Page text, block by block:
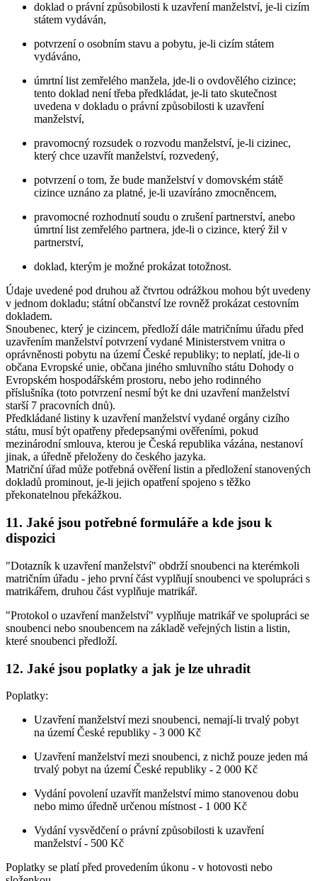
doklad o právní způsobilosti k uzavření manželství, je-li cizím
státem vydáván,
potvrzení o osobním stavu a pobytu, je-li cizím státem
vydáváno,
úmrtní list zemřelého manžela, jde-li o ovdovělého cizince;
tento doklad není třeba předkládat, je-li tato skutečnost
uvedena v dokladu o právní způsobilosti k uzavření
manželství,
pravomocný rozsudek o rozvodu manželství, je-li cizinec,
který chce uzavřít manželství, rozvedený,
potvrzení o tom, že bude manželství v domovském státě
cizince uznáno za platné, je-li uzavíráno zmocněncem,
pravomocné rozhodnutí soudu o zrušení partnerství, anebo
úmrtní list zemřelého partnera, jde-li o cizince, který žil v
partnerství,
doklad, kterým je možné prokázat totožnost.
Údaje uvedené pod druhou až čtvrtou odrážkou mohou být uvedeny
v jednom dokladu; státní občanství lze rovněž prokázat cestovním
dokladem.
Snoubenec, který je cizincem, předloží dále matričnímu úřadu před
uzavřením manželství potvrzení vydané Ministerstvem vnitra o
oprávněnosti pobytu na území České republiky; to neplatí, jde-li o
občana Evropské unie, občana jiného smluvního státu Dohody o
Evropském hospodářském prostoru, nebo jeho rodinného
příslušníka (toto potvrzení nesmí být ke dni uzavření manželství
starší 7 pracovních dnů).
Předkládané listiny k uzavření manželství vydané orgány cizího
státu, musí být opatřeny předepsanými ověřeními, pokud
mezinárodní smlouva, kterou je Česká republika vázána, nestanoví
jinak, a úředně přeloženy do českého jazyka.
Matriční úřad může potřebná ověření listin a předložení stanovených
dokladů prominout, je-li jejich opatření spojeno s těžko
překonatelnou překážkou.
11. Jaké jsou potřebné formuláře a kde jsou k
dispozici
"Dotazník k uzavření manželství" obdrží snoubenci na kterémkoli
matričním úřadu - jeho první část vyplňují snoubenci ve spolupráci s
matrikářem, druhou část vyplňuje matrikář.
"Protokol o uzavření manželství" vyplňuje matrikář ve spolupráci se
snoubenci nebo snoubencem na základě veřejných listin a listin,
které snoubenci předloží.
12. Jaké jsou poplatky a jak je lze uhradit
Poplatky:
Uzavření manželství mezi snoubenci, nemají-li trvalý pobyt
na území České republiky - 3 000 Kč
Uzavření manželství mezi snoubenci, z nichž pouze jeden má
trvalý pobyt na území České republiky - 2 000 Kč
Vydání povolení uzavřít manželství mimo stanovenou dobu
nebo mimo úředně určenou místnost - 1 000 Kč
Vydání vysvědčení o právní způsobilosti k uzavření
manželství - 500 Kč
Poplatky se platí před provedením úkonu - v hotovosti nebo